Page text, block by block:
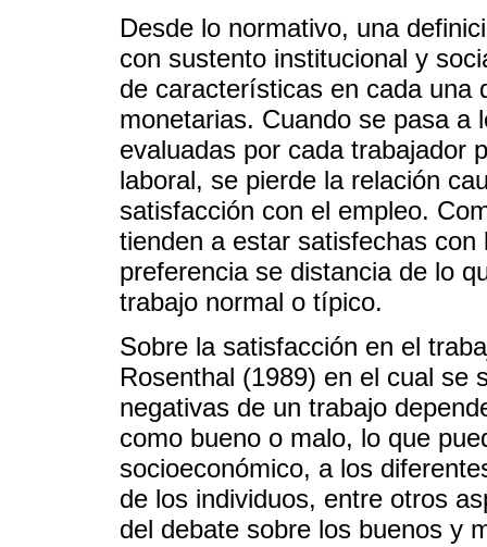
Desde lo normativo, una
con sustento institucional y
de características en cada una
monetarias. Cuando se pasa a
evaluadas por cada trabajador
laboral, se pierde la relación
satisfacción con el empleo.
tienden a estar satisfechas
preferencia se distancia de lo
trabajo normal o típico.
Sobre la satisfacción en el
Rosenthal (1989) en el cual se
negativas de un trabajo
como bueno o malo, lo que
socioeconómico, a los
de los individuos, entre otros
del debate sobre los buenos y